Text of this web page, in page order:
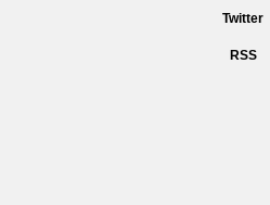
Twitter
RSS